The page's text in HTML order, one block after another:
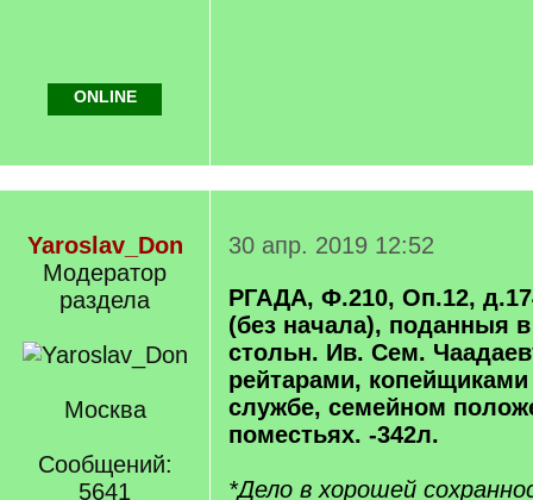
ONLINE
Yaroslav_Don
Модератор
раздела
Москва
Сообщений:
5641
30 апр. 2019 12:52
РГАДА, Ф.210, Оп.12,
(без начала), поданныя
стольн. Ив. Сем.
рейтарами,
службе, семейном
поместьях. -342л.
*Дело в хорошей